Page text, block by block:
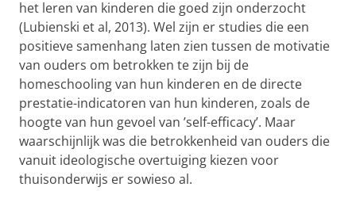
het leren van kinderen die goed zijn onderzocht
(Lubienski et al, 2013). Wel zijn er studies die een
positieve samenhang laten zien tussen de motivatie
van ouders om betrokken te zijn bij de
homeschooling van hun kinderen en de directe
prestatie-indicatoren van hun kinderen, zoals de
hoogte van hun gevoel van ’self-efficacy’. Maar
waarschijnlijk was die betrokkenheid van ouders die
vanuit ideologische overtuiging kiezen voor
thuisonderwijs er sowieso al.